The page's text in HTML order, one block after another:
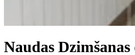
Naudas Dzimšanas